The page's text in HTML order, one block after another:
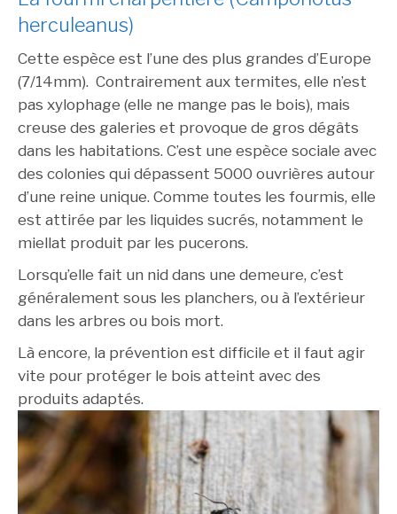
herculeanus)
Cette espèce est l’une des plus grandes d’Europe
(7/14mm). Contrairement aux termites, elle n’est
pas xylophage (elle ne mange pas le bois), mais
creuse des galeries et provoque de gros dégâts
dans les habitations. C’est une espèce sociale avec
des colonies qui dépassent 5000 ouvrières autour
d’une reine unique. Comme toutes les fourmis, elle
est attirée par les liquides sucrés, notamment le
miellat produit par les pucerons.
Lorsqu’elle fait un nid dans une demeure, c’est
généralement sous les planchers, ou à l’extérieur
dans les arbres ou bois mort.
Là encore, la prévention est difficile et il faut agir
vite pour protéger le bois atteint avec des
produits adaptés.